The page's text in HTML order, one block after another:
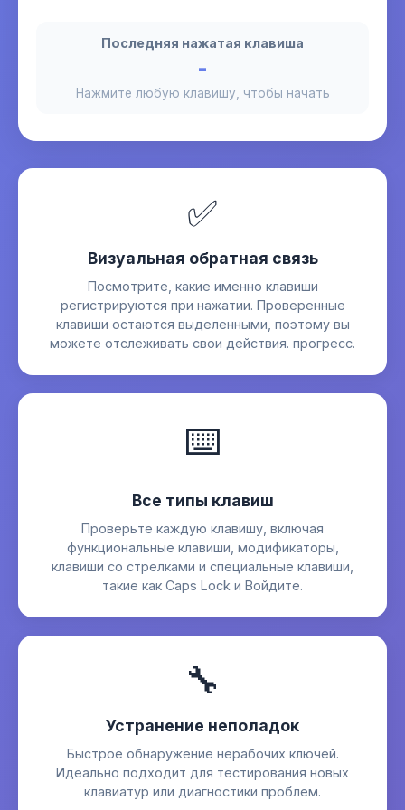
Последняя нажатая клавиша
-
Нажмите любую клавишу, чтобы начать
✅
Визуальная обратная связь
Посмотрите, какие именно клавиши
регистрируются при нажатии. Проверенные
клавиши остаются выделенными, поэтому вы
можете отслеживать свои действия. прогресс.
⌨️
Все типы клавиш
Проверьте каждую клавишу, включая
функциональные клавиши, модификаторы,
клавиши со стрелками и специальные клавиши,
такие как Caps Lock и Войдите.
🔧
Устранение неполадок
Быстрое обнаружение нерабочих ключей.
Идеально подходит для тестирования новых
клавиатур или диагностики проблем.